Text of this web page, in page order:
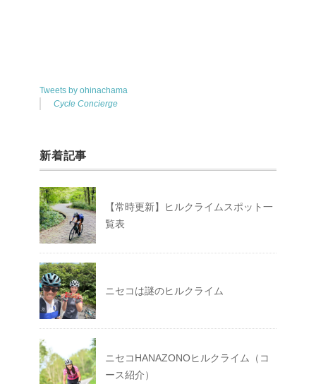
Tweets by ohinachama
Cycle Concierge
新着記事
【常時更新】ヒルクライムスポット一
覧表
ニセコは謎のヒルクライム
ニセコHANAZONOヒルクライム（コ
ース紹介）